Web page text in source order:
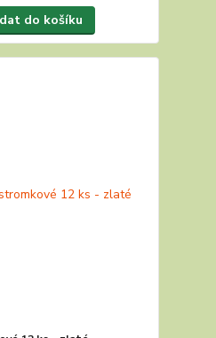
do košíku